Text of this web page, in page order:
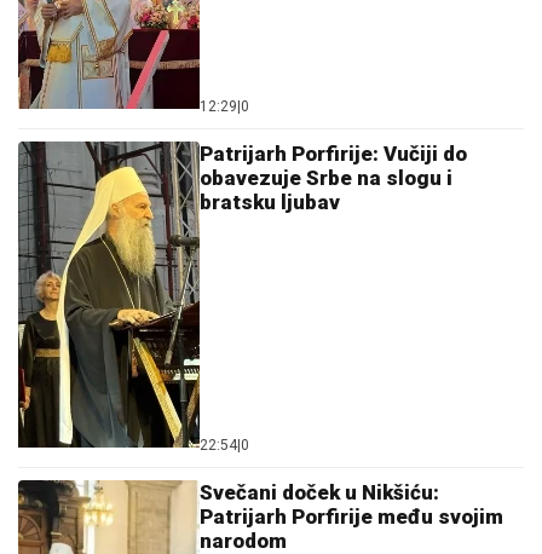
12:29 0
Patrijarh Porfirije: Vučiji do
obavezuje Srbe na slogu i
bratsku ljubav
22:54 0
Svečani doček u Nikšiću:
Patrijarh Porfirije među svojim
narodom